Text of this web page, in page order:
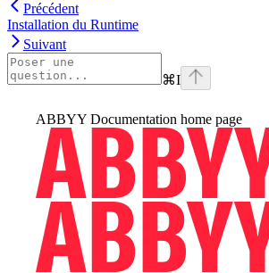
Précédent
Installation du Runtime
Suivant
⌘I
ABBYY Documentation home page